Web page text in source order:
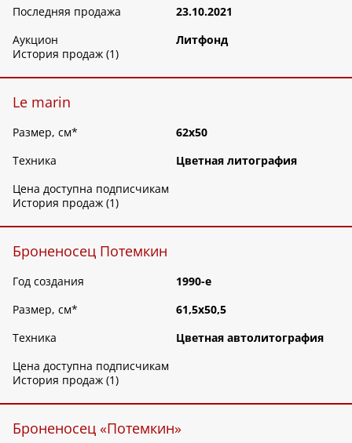
Последняя продажа
23.10.2021
Аукцион
Литфонд
История продаж (1)
Le marin
Размер, см*
62х50
Техника
Цветная литография
Цена доступна подписчикам
История продаж (1)
Броненосец Потемкин
Год создания
1990-е
Размер, см*
61,5х50,5
Техника
Цветная автолитография
Цена доступна подписчикам
История продаж (1)
Броненосец «Потемкин»